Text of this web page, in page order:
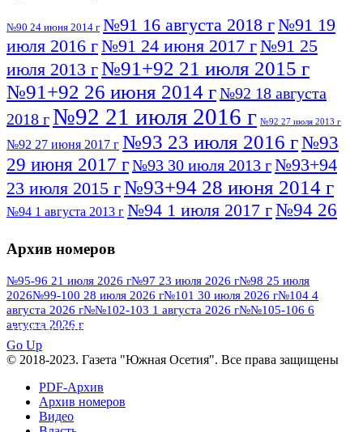
№90 24 июня 2014 г №91 16 августа 2018 г№91 19
июля 2016 г№91 24 июня 2017 г№91 25
июля 2013 г№91+92 21 июля 2015 г
№91+92 26 июня 2014 г№92 18 августа
2018 г№92 21 июля 2016 г №92 27 июля 2013 г
№92 27 июня 2017 г №93 23 июля 2016 г№93
29 июня 2017 г№93 30 июля 2013 г№93+94
23 июля 2015 г№93+94 28 июня 2014 г
№94 1 августа 2013 г №94 1 июля 2017 г№94 26
№95 7 августа 2012 г
№95 28 июля 2016 г№95+96 3 августа
2013 г№96 6 июля 2017 г№96 9 августа
2012 г №96 28 июля 2015 г
№96+97 30 июля 2016 г
№97 11 августа 2012 г
№97 30 июля 2015 г
№98 2 августа 2016 г
Архив номеров
№95-96 21 июля 2026 г№97 23 июля 2026 г№98 25 июля
2026№99-100 28 июля 2026 г№101 30 июля 2026 г№104 4
августа 2026 г№№102-103 1 августа 2026 г№№105-106 6
августа 2026 г
ПОСМОТРЕТЬ ВСЕ
Go Up
© 2018-2023. Газета "Южная Осетия". Все права защищены
PDF-Архив
Архив номеров
Видео